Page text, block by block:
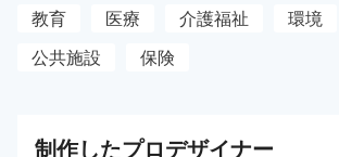
教育 医療 介護福祉 環境
公共施設
保険
制作したプロデザイナー